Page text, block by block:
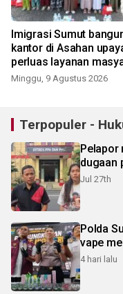
Imigrasi Sumut
kantor di Asahan
perluas layanan
Minggu, 9 Agustus 2026
Terpopuler -
Pelapor
dugaan
Jul 27th
Polda
vape
4 hari lalu